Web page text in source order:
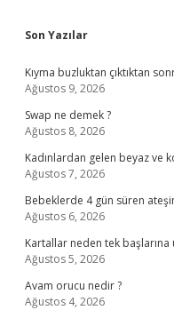
Sidebar
Son Yazılar
Kıyma buzluktan çıktıktan
Ağustos 9, 2026
Swap ne demek ?
Ağustos 8, 2026
Kadınlardan gelen beyaz ve
Ağustos 7, 2026
Bebeklerde 4 gün süren
Ağustos 6, 2026
Kartallar neden tek başlarına
Ağustos 5, 2026
Avam orucu nedir ?
Ağustos 4, 2026